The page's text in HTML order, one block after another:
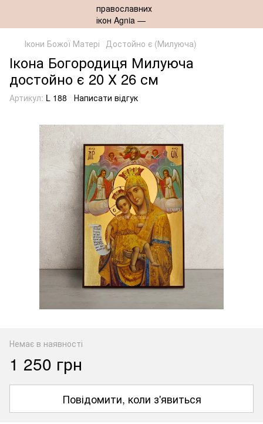
Ікони Божої Матері Достойно є (Милуюча)
Ікона Богородиця Милуюча
достойно є 20 Х 26 см
Артикул: L 188 Написати відгук
Немає в наявності
1 250 грн
Повідомити, коли з'явиться